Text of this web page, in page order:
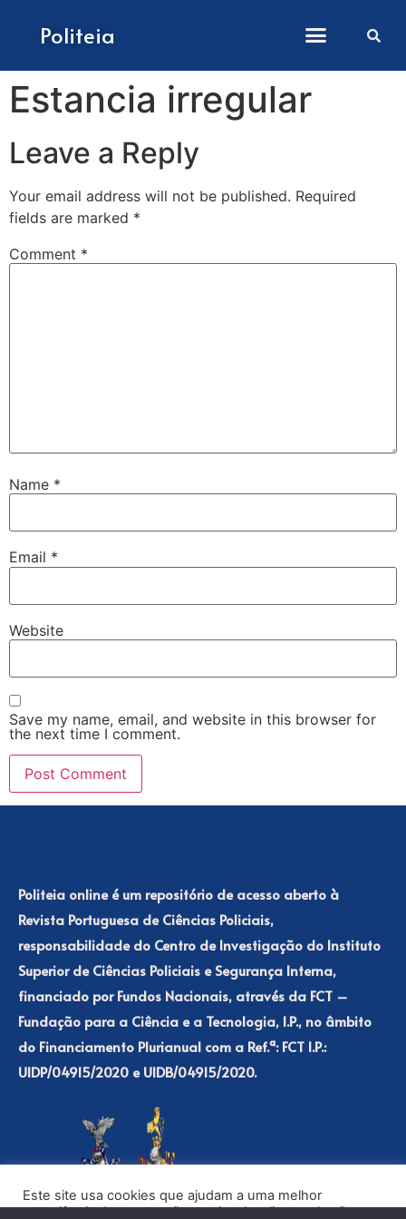
Politeia
Estancia irregular
Leave a Reply
Your email address will not be published. Required
fields are marked *
Comment *
Name *
Email *
Website
Save my name, email, and website in this browser for
the next time I comment.
Politeia online é um repositório de acesso aberto à
Revista Portuguesa de Ciências Policiais,
responsabilidade do Centro de Investigação do Instituto
Superior de Ciências Policiais e Segurança Interna,
financiado por Fundos Nacionais, através da FCT –
Fundação para a Ciência e a Tecnologia, I.P., no âmbito
do Financiamento Plurianual com a Ref.ª: FCT I.P.:
UIDP/04915/2020 e UIDB/04915/2020.
Este site usa cookies que ajudam a uma melhor
experiência de navegação no site. Ao clicar no botão